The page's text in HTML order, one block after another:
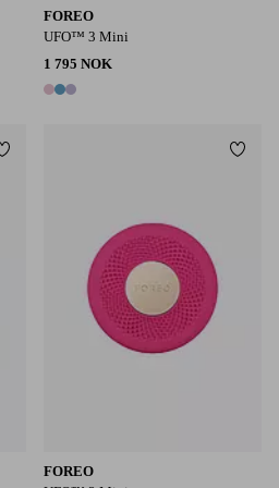
FOREO
UFO™ 3 Mini
1 795 NOK
3 farger
Legg til favoritter
FOREO